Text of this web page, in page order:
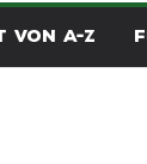
VON A-Z